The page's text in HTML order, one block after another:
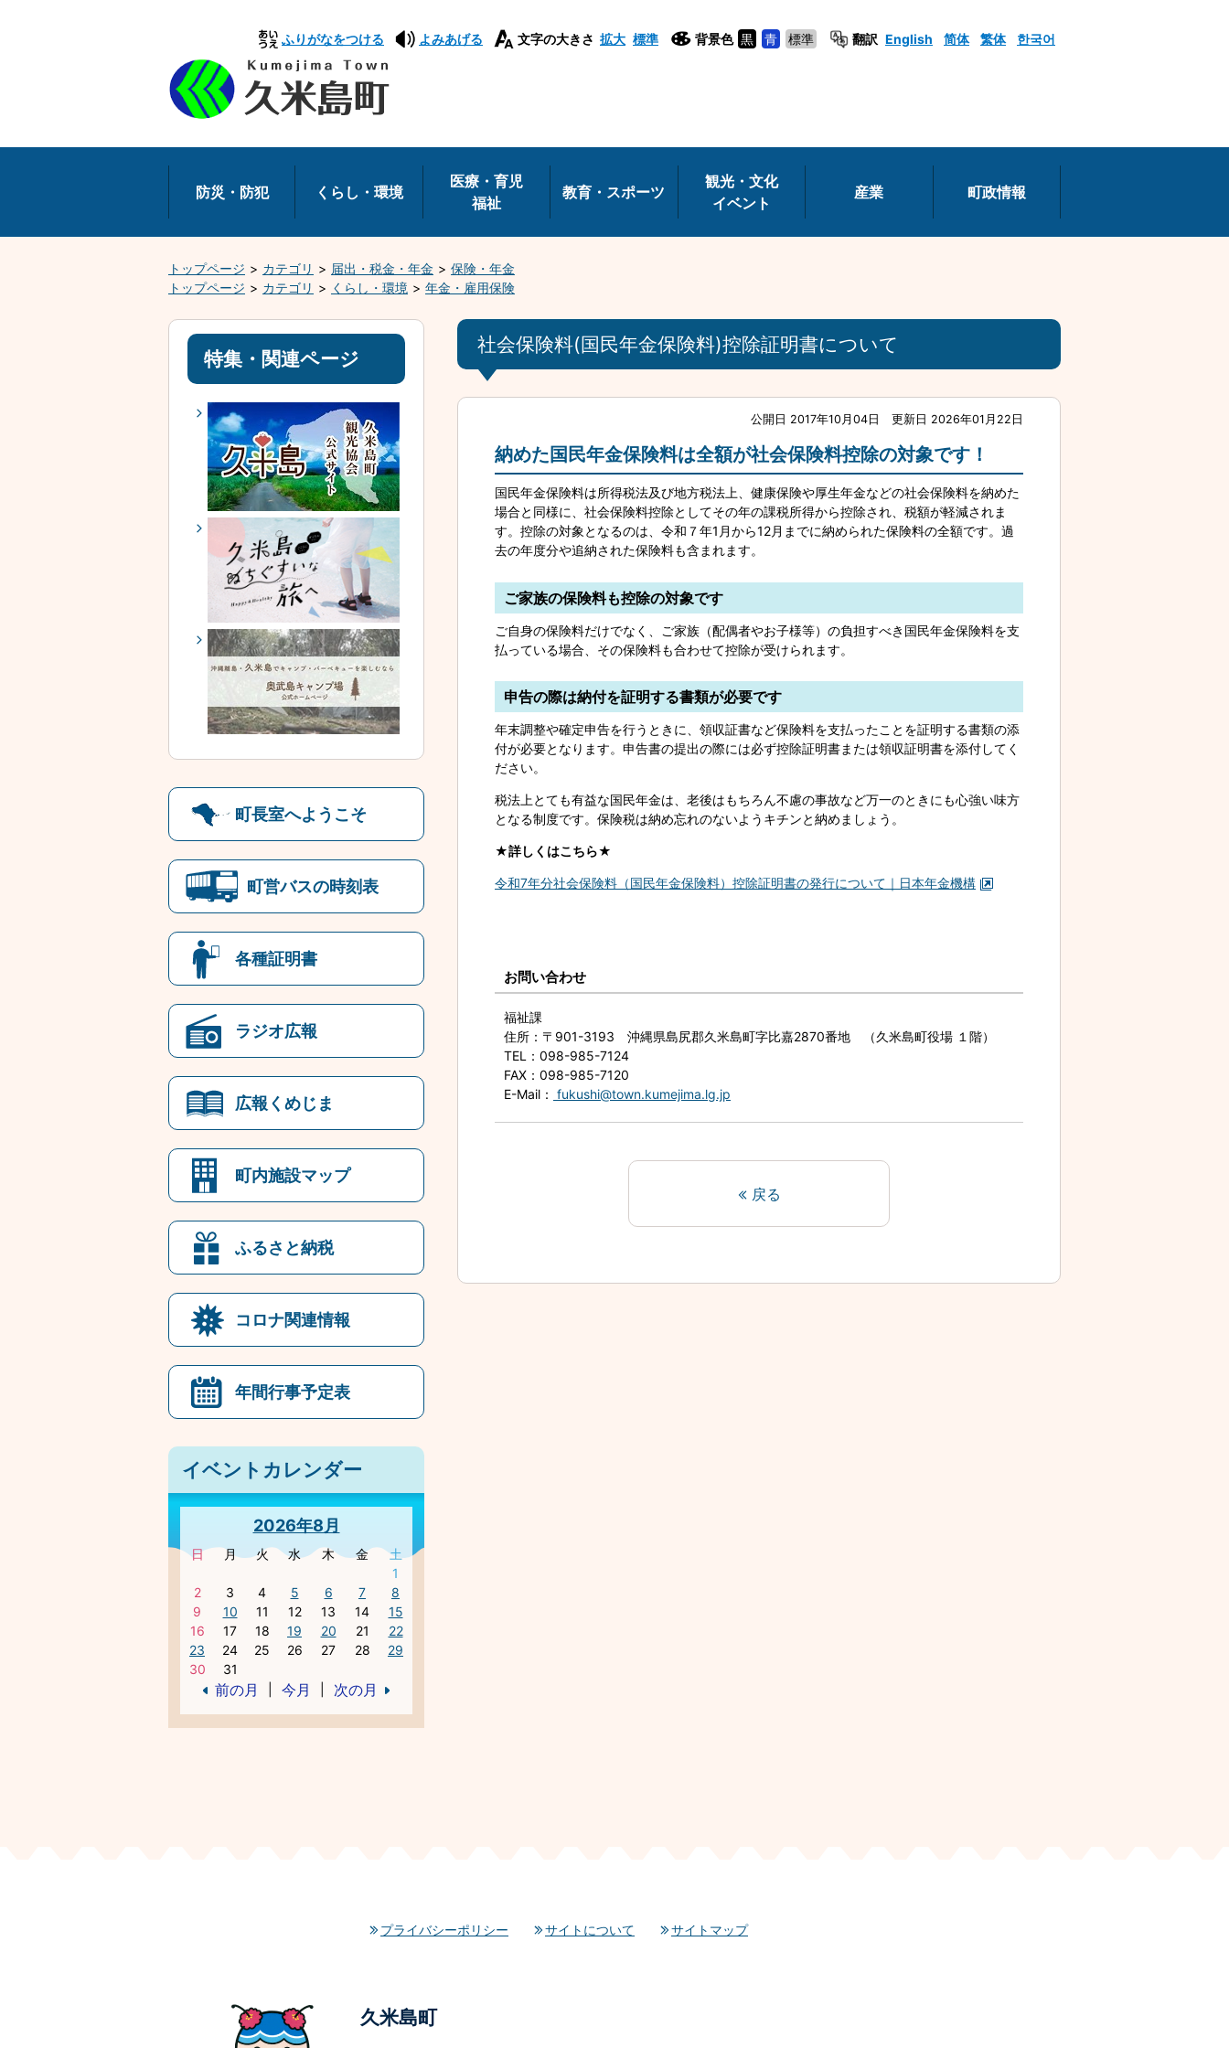
本
文
へ
移
動
ふりがなをつける よみあげる 文字の大きさ 拡大 標準 背景色 黒 青 標準 翻訳 English 简体 繁体 한국어
防災・防犯 くらし・環境
医療・育児
福祉
教育・スポーツ
観光・文化
イベント
産業 町政情報
トップページ カテゴリ 届出・税金・年金
保険・年金
トップページ
カテゴリ くらし・環境 年金・雇用保険
社会保険料(国民年金保険料)控除証明書について
公開日 2017年10月04日 更新日 2026年01月22日
納めた国民年金保険料は全額が社会保険料控除の対象です！
国民年金保険料は所得税法及び地方税法上、健康保険や厚生年金などの社会保険料を納めた
場合と同様に、社会保険料控除としてその年の課税所得から控除され、税額が軽減されま
す。控除の対象となるのは、令和７年1月から12月までに納められた保険料の全額です。過
去の年度分や追納された保険料も含まれます。
ご家族の保険料も控除の対象です
ご自身の保険料だけでなく、ご家族（配偶者やお子様等）の負担すべき国民年金保険料を支
払っている場合、その保険料も合わせて控除が受けられます。
申告の際は納付を証明する書類が必要です
年末調整や確定申告を行うときに、領収証書など保険料を支払ったことを証明する書類の添
付が必要となります。申告書の提出の際には必ず控除証明書または領収証明書を添付してく
ださい。
税法上とても有益な国民年金は、老後はもちろん不慮の事故など万一のときにも心強い味方
となる制度です。保険税は納め忘れのないようキチンと納めましょう。
★詳しくはこちら★
令和7年分社会保険料（国民年金保険料）控除証明書の発行について｜日本年金機構
お問い合わせ
福祉課
住所 ：〒901-3193 沖縄県島尻郡久米島町字比嘉2870番地 （久米島町役場 １階）
TEL
：098-985-7124
FAX ：098-985-7120
E-Mail ： fukushi@town.kumejima.lg.jp
戻る
特集・関連ページ
町長室へようこそ
町営バスの時刻表
各種証明書
ラジオ広報
広報くめじま
町内施設マップ
ふるさと納税
コロナ関連情報
年間行事予定表
イベントカレンダー
2026年8月
日 月 火 水 木 金
土
1
2
3 4 5 6 7
8
9
10 11 12 13 14
15
16
17 18 19 20 21
22
23
24 25 26 27 28
29
30
31
前の月 今月 次の月
プライバシーポリシー サイトについて サイトマップ
久米島町